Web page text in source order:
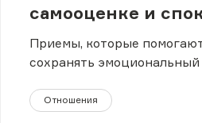
самооценке и
реакции
Приемы, которые
сохранять эмоциональный
Отношения